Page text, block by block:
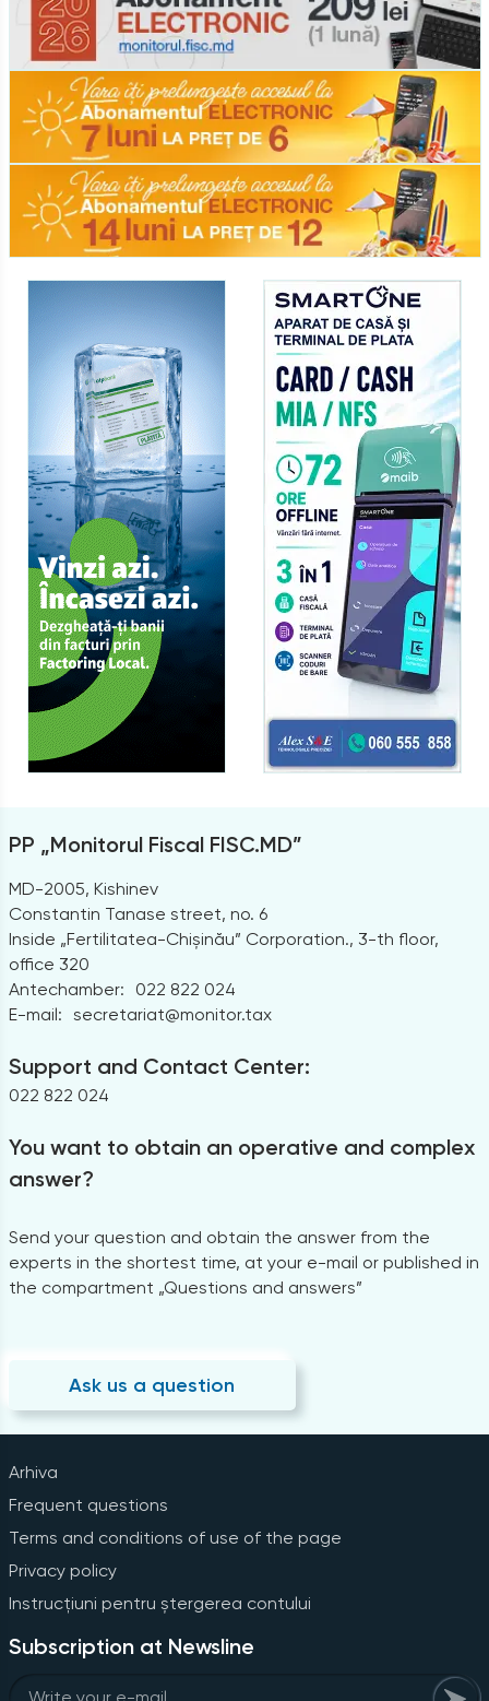
PP „Monitorul Fiscal FISC.MD”
MD-2005, Kishinev
Constantin Tanase street, no. 6
Inside „Fertilitatea-Chișinău” Corporation., 3-th floor,
office 320
Antechamber:
022 822 024
E-mail: secretariat@monitor.tax
Support and Contact Center:
022 822 024
You want to obtain an operative and complex
answer?
Send your question and obtain the answer from the
experts in the shortest time, at your e-mail or published in
the compartment „Questions and answers”
Ask us a question
Arhiva
Frequent questions
Terms and conditions of use of the page
Privacy policy
Instrucțiuni pentru ștergerea contului
Subscription at Newsline